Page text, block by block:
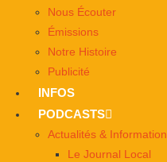
Nous Écouter
Émissions
Notre Histoire
Publicité
INFOS
PODCASTS
Actualités &
Le Journal Local